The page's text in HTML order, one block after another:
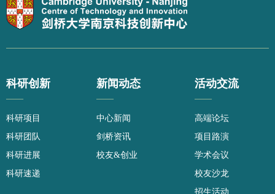
科研创新
——
科研项目
科研团队
科研进展
科研速递
新闻动态
——
中心新闻
剑桥资讯
校友&创业
活动交流
——
高端论坛
项目路演
学术会议
校友沙龙
招生活动